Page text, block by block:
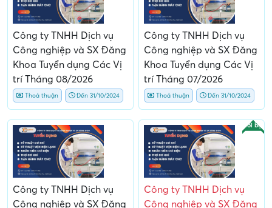
Công ty TNHH Dịch vụ
Công nghiệp và SX Đăng
Khoa Tuyển dụng Các Vị
trí Tháng 08/2026
Thoả thuận Đến 31/10/2024
Công ty TNHH Dịch vụ
Công nghiệp và SX Đăng
Khoa Tuyển dụng Các Vị
trí Tháng 07/2026
Thoả thuận Đến 31/10/2024
Công ty TNHH Dịch vụ
Công nghiệp và SX Đăng
Nổi bật
Công ty TNHH Dịch vụ
Công nghiệp và SX Đăng